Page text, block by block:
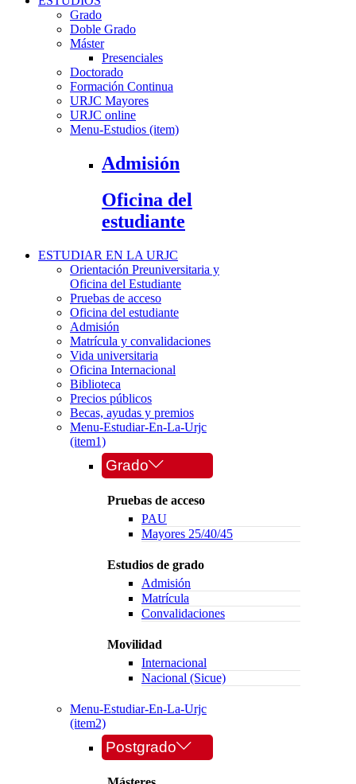
Grado
Doble Grado
Máster
Presenciales
Doctorado
Formación Continua
URJC Mayores
URJC online
Menu-Estudios (item)
Admisión
Oficina del
estudiante
ESTUDIAR EN LA URJC
Orientación Preuniversitaria y
Oficina del Estudiante
Pruebas de acceso
Oficina del estudiante
Admisión
Matrícula y convalidaciones
Vida universitaria
Oficina Internacional
Biblioteca
Precios públicos
Becas, ayudas y premios
Menu-Estudiar-En-La-Urjc
(item1)
Grado
Pruebas de acceso
PAU
Mayores 25/40/45
Estudios de grado
Admisión
Matrícula
Convalidaciones
Movilidad
Internacional
Nacional (Sicue)
Menu-Estudiar-En-La-Urjc
(item2)
Postgrado